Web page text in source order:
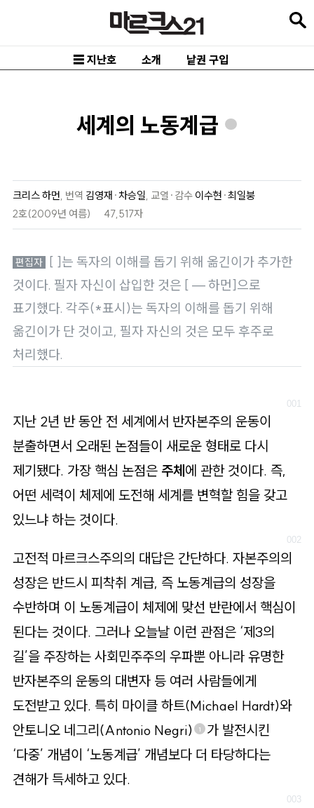
로
☰ 지난호 소개 낱권 구입
세계의 노동계급
크리스 하먼, 번역 김영재 ·차승일, 교열·감수 이수현 ·최일붕
2호(2009년 여름)
47,517자
[ ]는 독자의 이해를 돕기 위해 옮긴이가 추가한
것이다. 필자 자신이 삽입한 것은 [ — 하먼]으로
표기했다. 각주(*표시)는 독자의 이해를 돕기 위해
옮긴이가 단 것이고, 필자 자신의 것은 모두 후주로
처리했다.
지난 2년 반 동안 전 세계에서 반자본주의 운동이
분출하면서 오래된 논점들이 새로운 형태로 다시
제기됐다. 가장 핵심 논점은 주체 에 관한 것이다. 즉,
어떤 세력이 체제에 도전해 세계를 변혁할 힘을 갖고
있느냐 하는 것이다.
고전적 마르크스주의의 대답은 간단하다. 자본주의의
성장은 반드시 피착취 계급, 즉 노동계급의 성장을
수반하며 이 노동계급이 체제에 맞선 반란에서 핵심이
된다는 것이다. 그러나 오늘날 이런 관점은 ‘제3의
길’을 주장하는 사회민주주의 우파뿐 아니라 유명한
반자본주의 운동의 대변자 등 여러 사람들에게
도전받고 있다. 특히 마이클 하트(Michael Hardt)와
안토니오 네그리(Antonio Negri)
1
가 발전시킨
‘다중’ 개념이 ‘노동계급’ 개념보다 더 타당하다는
견해가 득세하고 있다.